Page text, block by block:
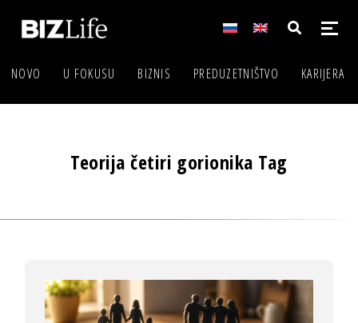
NOVO U FOKUSU BIZNIS PREDUZETNIŠTVO KARIJERA
Teorija četiri gorionika Tag